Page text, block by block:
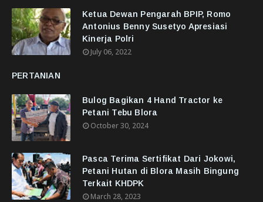
Ketua Dewan Pengarah BPIP, Romo
Antonius Benny Susetyo Apresiasi
Kinerja Polri
July 06, 2022
PERTANIAN
Bulog Bagikan 4 Hand Tractor ke
Petani Tebu Blora
October 30, 2024
Pasca Terima Sertifikat Dari Jokowi,
Petani Hutan di Blora Masih Bingung
Terkait KHDPK
March 28, 2023